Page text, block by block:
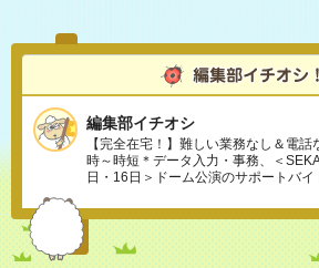
編集部イチオシ
【完全在宅！】難しい業務なし＆電
時～時短＊データ入力・事務、＜
日・16日＞ドーム公演のサポートバイ